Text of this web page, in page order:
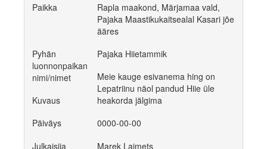
Paikka
Rapla maakond, Märjamaa vald,
Pajaka Maastikukaitsealal Kasari jõe
ääres
Pyhän
luonnonpaikan
nimi/nimet
Pajaka Hiietammik
Kuvaus
Meie kauge esivanema hing on
Lepatriinu näol pandud Hiie üle
heakorda jälgima
Päiväys
0000-00-00
Julkaisija
Marek Laimets